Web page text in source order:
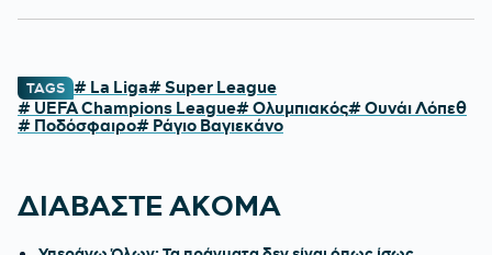
TAGS # La Liga# Super League
# UEFA Champions League# Ολυμπιακός# Ουνάι Λόπεθ
# Ποδόσφαιρο# Ράγιο Βαγιεκάνο
ΔΙΑΒΑΣΤΕ ΑΚΟΜΑ